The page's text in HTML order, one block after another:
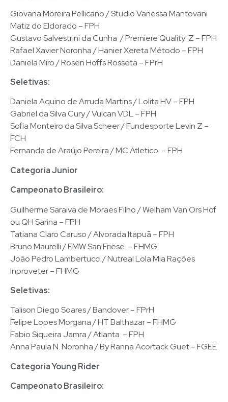
Giovana Moreira Pellicano / Studio Vanessa Mantovani
Matiz do Eldorado – FPH
Gustavo Salvestrini da Cunha / Premiere Quality Z – FPH
Rafael Xavier Noronha / Hanier Xereta Método – FPH
Daniela Miro / Rosen Hoffs Rosseta – FPrH
Seletivas:
Daniela Aquino de Arruda Martins / Lolita HV – FPH
Gabriel da Silva Cury / Vulcan VDL – FPH
Sofia Monteiro da Silva Scheer / Fundesporte Levin Z –
FCH
Fernanda de Araújo Pereira / MC Atletico – FPH
Categoria Junior
Campeonato Brasileiro:
Guilherme Saraiva de Moraes Filho / Welham Van Ors Hof
ou QH Sarina – FPH
Tatiana Claro Caruso / Alvorada Itapuã – FPH
Bruno Maurelli / EMW San Friese – FHMG
João Pedro Lambertucci / Nutreal Lola Mia Rações
Inproveter – FHMG
Seletivas:
Talison Diego Soares / Bandover – FPrH
Felipe Lopes Morgana / HT Balthazar – FHMG
Fabio Siqueira Jamra / Atlanta – FPH
Anna Paula N. Noronha / By Ranna Acortack Guet – FGEE
Categoria Young Rider
Campeonato Brasileiro: